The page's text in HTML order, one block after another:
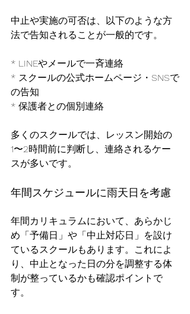
中止や実施の可否は、以下のような方
法で告知されることが一般的です。
* LINEやメールで一斉連絡
* スクールの公式ホームページ・SNSで
の告知
* 保護者との個別連絡
多くのスクールでは、レッスン開始の
1〜2時間前に判断し、連絡されるケー
スが多いです。
年間スケジュールに雨天日を考慮
年間カリキュラムにおいて、あらかじ
め「予備日」や「中止対応日」を設け
ているスクールもあります。これによ
り、中止となった日の分を調整する体
制が整っているかも確認ポイントで
す。